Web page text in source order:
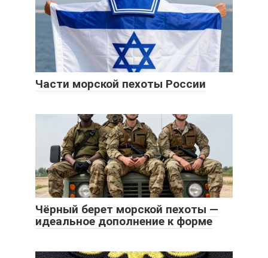
Части морской пехоты России
Чёрный берет морской пехоты —
идеальное дополнение к форме